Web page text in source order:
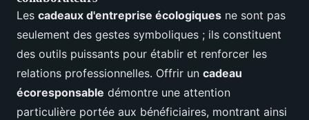
Les cadeaux d'entreprise écologiques ne sont pas
seulement des gestes symboliques ; ils constituent
des outils puissants pour établir et renforcer les
relations professionnelles. Offrir un cadeau
écoresponsable démontre une attention
particulière portée aux bénéficiaires, montrant ainsi